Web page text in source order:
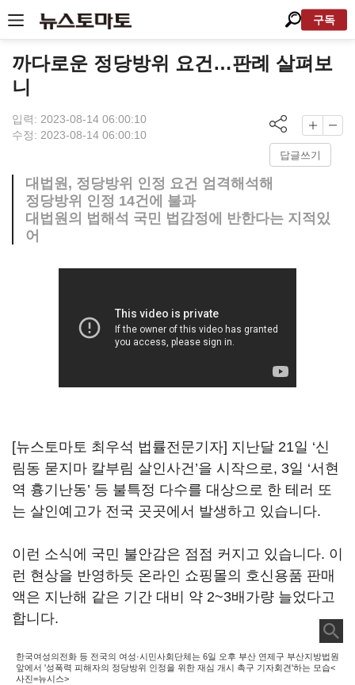
구독
까다로운 정당방위 요건…판례 살펴보
니
입력: 2023-08-14 06:00:10
수정: 2023-08-14 06:00:10
답글쓰기
대법원, 정당방위 인정 요건 엄격해석해
정당방위 인정 14건에 불과
대법원의 법해석 국민 법감정에 반한다는 지적있
어
[뉴스토마토 최우석 법률전문기자] 지난달 21일 ‘신
림동 묻지마 칼부림 살인사건’을 시작으로, 3일 ‘서현
역 흉기난동’ 등 불특정 다수를 대상으로 한 테러 또
는 살인예고가 전국 곳곳에서 발생하고 있습니다.
이런 소식에 국민 불안감은 점점 커지고 있습니다. 이
런 현상을 반영하듯 온라인 쇼핑몰의 호신용품 판매
액은 지난해 같은 기간 대비 약 2~3배가량 늘었다고
합니다.
한국여성의전화 등 전국의 여성·시민사회단체는 6일 오후 부산 연제구 부산지방법원
앞에서 '성폭력 피해자의 정당방위 인정을 위한 재심 개시 촉구 기자회견'하는 모습<
사진=뉴시스>